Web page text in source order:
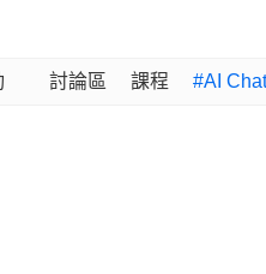
討論區 課程 #AI